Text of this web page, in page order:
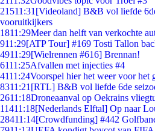
21511:31 [Videoland] B&B vol liefde
vooruitkijkers
1811:29Meer dan helft van verkochte
911:29[ATP Tour] #169 Tosti Tallon
4911:29[Wielrennen #616] Brennan!
6111:25Afvallen met injecties #4
4111:24Voorspel hier het weer voor het
8311:21 [RTL] B&B vol liefde 6de
2611:18Droneaanval op Oekrains
11411:18[Nederlands Elftal] Op naar
28411:14[Crowdfunding] #442